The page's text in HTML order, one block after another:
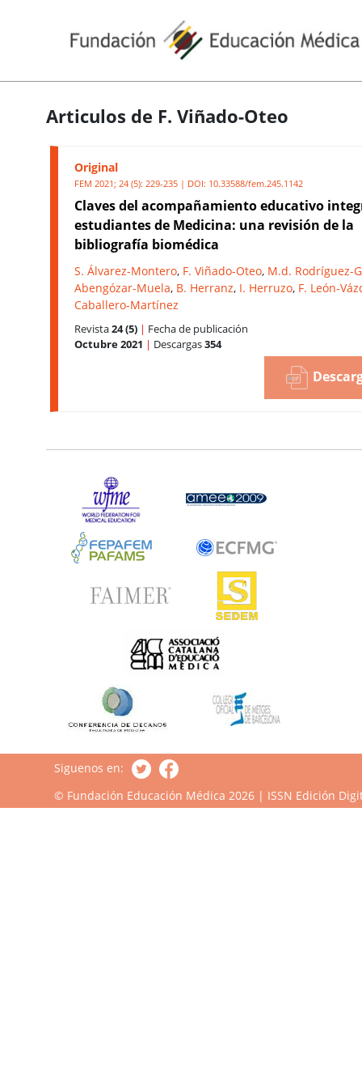
Articulos de F. Viñado-Oteo
Original
FEM 2021; 24 (5): 229-235 | DOI: 10.33588/fem.245.1142
Claves del acompañamiento educativo
estudiantes de Medicina: una revisión de la
bibliografía biomédica
S. Álvarez-Montero, F. Viñado-Oteo, M.d. Rodríguez-
Abengózar-Muela, B. Herranz, I. Herruzo, F. León-
Caballero-Martínez
Revista24 (5) | Fecha de publicación
Octubre 2021 | Descargas354
Siguenos en:
© Fundación Educación Médica 2026 | ISSN Edición